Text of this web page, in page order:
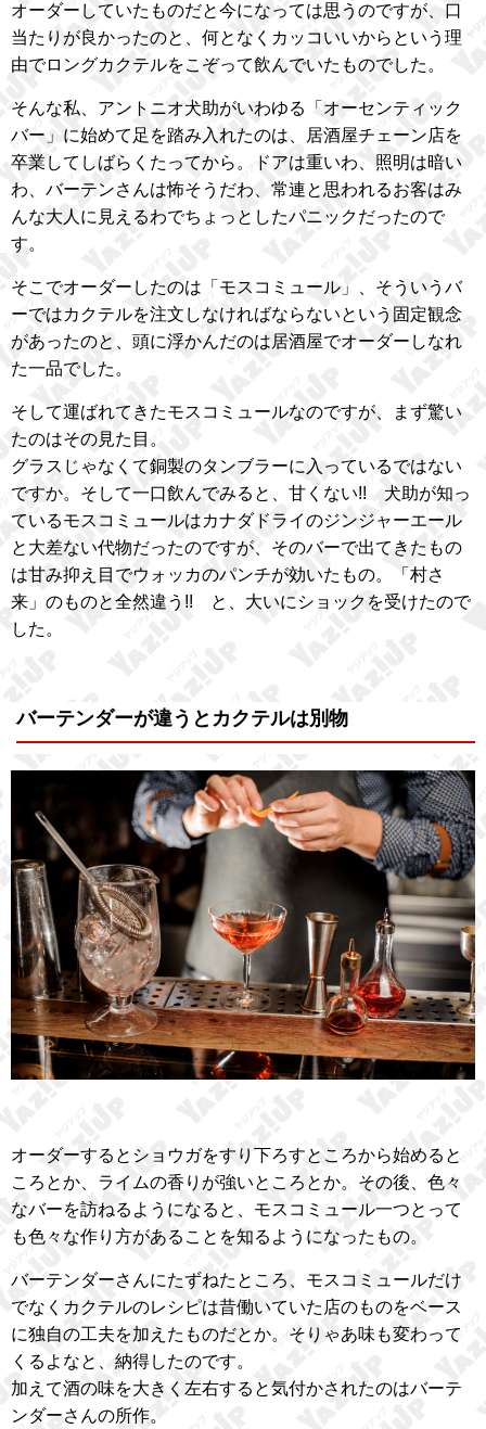
オーダーしていたものだと今になっては思うのですが、口
当たりが良かったのと、何となくカッコいいからという理
由でロングカクテルをこぞって飲んでいたものでした。
そんな私、アントニオ犬助がいわゆる「オーセンティック
バー」に始めて足を踏み入れたのは、居酒屋チェーン店を
卒業してしばらくたってから。ドアは重いわ、照明は暗い
わ、バーテンさんは怖そうだわ、常連と思われるお客はみ
んな大人に見えるわでちょっとしたパニックだったので
す。
そこでオーダーしたのは「モスコミュール」、そういうバ
ーではカクテルを注文しなければならないという固定観念
があったのと、頭に浮かんだのは居酒屋でオーダーしなれ
た一品でした。
そして運ばれてきたモスコミュールなのですが、まず驚い
たのはその見た目。
グラスじゃなくて銅製のタンブラーに入っているではない
ですか。そして一口飲んでみると、甘くない!! 犬助が知っ
ているモスコミュールはカナダドライのジンジャーエール
と大差ない代物だったのですが、そのバーで出てきたもの
は甘み抑え目でウォッカのパンチが効いたもの。「村さ
来」のものと全然違う!! と、大いにショックを受けたので
した。
バーテンダーが違うとカクテルは別物
オーダーするとショウガをすり下ろすところから始めると
ころとか、ライムの香りが強いところとか。その後、色々
なバーを訪ねるようになると、モスコミュール一つとって
も色々な作り方があることを知るようになったもの。
バーテンダーさんにたずねたところ、モスコミュールだけ
でなくカクテルのレシピは昔働いていた店のものをベース
に独自の工夫を加えたものだとか。そりゃあ味も変わって
くるよなと、納得したのです。
加えて酒の味を大きく左右すると気付かされたのはバーテ
ンダーさんの所作。